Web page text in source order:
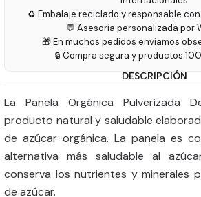
♻️ Embalaje reciclado y responsable
💬 Asesoría personalizada por
🎁 En muchos pedidos enviamos
🔒 Compra segura y productos
DESCRIPCIÓN
La Panela Orgánica Pulverizada
producto natural y saludable
de azúcar orgánica. La panela es
alternativa más saludable al
conserva los nutrientes y minerales
de azúcar.